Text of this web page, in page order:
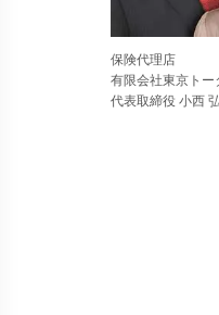
保険代理店
有限会社東京ト
代表取締役 小西